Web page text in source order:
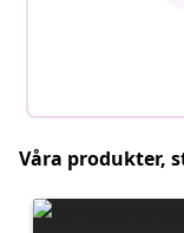
Våra produkter,